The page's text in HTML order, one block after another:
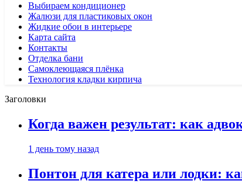
Выбираем кондиционер
Жалюзи для пластиковых окон
Жидкие обои в интерьере
Карта сайта
Контакты
Отделка бани
Самоклеющаяся плёнка
Технология кладки кирпича
Заголовки
Когда важен результат: как
1 день тому назад
Понтон для катера или лодки: